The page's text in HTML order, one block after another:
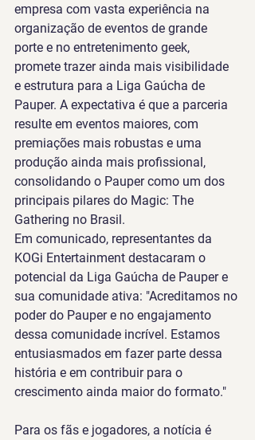
empresa com vasta experiência na
organização de eventos de grande
porte e no entretenimento geek,
promete trazer ainda mais visibilidade
e estrutura para a Liga Gaúcha de
Pauper. A expectativa é que a parceria
resulte em eventos maiores, com
premiações mais robustas e uma
produção ainda mais profissional,
consolidando o Pauper como um dos
principais pilares do Magic: The
Gathering no Brasil.
Em comunicado, representantes da
KOGi Entertainment destacaram o
potencial da Liga Gaúcha de Pauper e
sua comunidade ativa: "Acreditamos no
poder do Pauper e no engajamento
dessa comunidade incrível. Estamos
entusiasmados em fazer parte dessa
história e em contribuir para o
crescimento ainda maior do formato."
Para os fãs e jogadores, a notícia é